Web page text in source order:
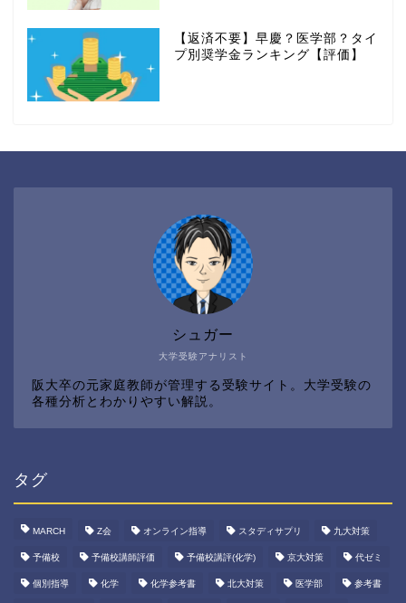
【返済不要】早慶？医学部？タイ
プ別奨学金ランキング【評価】
大学受験アナリスト
シュガー
阪大卒の元家庭教師が管理する受験サイト。大学受験の
各種分析とわかりやすい解説。
タグ
MARCH Z会 オンライン指導 スタディサプリ 九大対策
予備校 予備校講師評価 予備校講評(化学) 京大対策 代ゼミ
個別指導 化学 化学参考書 北大対策 医学部 参考書